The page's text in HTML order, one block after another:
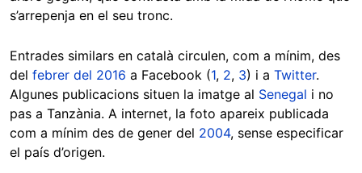
s’arrepenja en el seu tronc.
Entrades similars en català circulen, com a mínim, des
del febrer del 2016 a Facebook (1, 2, 3) i a Twitter.
Algunes publicacions situen la imatge al Senegal i no
pas a Tanzània. A internet, la foto apareix publicada
com a mínim des de gener del 2004, sense especificar
el país d’origen.